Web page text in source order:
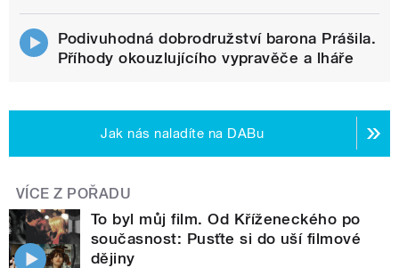
Podivuhodná dobrodružství barona Prášila.
Příhody okouzlujícího vypravěče a lháře
Jak nás naladíte na DABu
VÍCE Z POŘADU
To byl můj film. Od Kříženeckého po
současnost: Pusťte si do uší filmové
dějiny